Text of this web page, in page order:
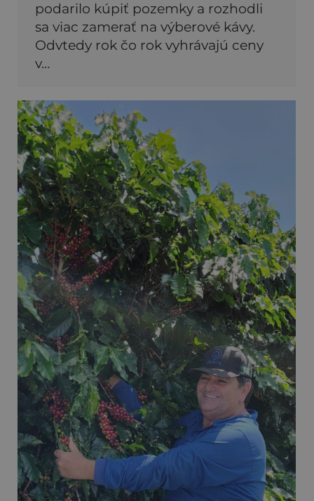
podarilo kúpiť pozemky a rozhodli
sa viac zamerať na výberové kávy.
Odvtedy rok čo rok vyhrávajú ceny
v…